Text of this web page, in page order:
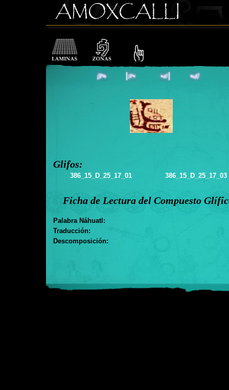
Glifos:
386_15_D_25_17_01 386_15_D_25_17_03
Ficha de Lectura del Compuesto
Palabra Náhuatl:
Traducción:
Descomposición: